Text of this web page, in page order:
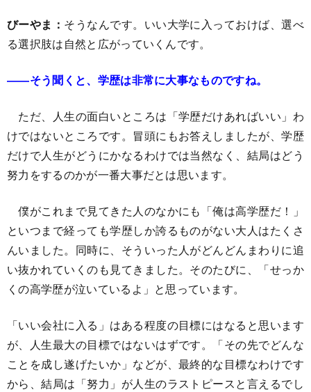
びーやま： そうなんです。いい大学に入っておけば、選べ
る選択肢は自然と広がっていくんです。
――そう聞くと、学歴は非常に大事なものですね。
ただ、人生の面白いところは「学歴だけあればいい」わ
けではないところです。冒頭にもお答えしましたが、学歴
だけで人生がどうにかなるわけでは当然なく、結局はどう
努力をするのかが一番大事だとは思います。
僕がこれまで見てきた人のなかにも「俺は高学歴だ！」
といつまで経っても学歴しか誇るものがない大人はたくさ
んいました。同時に、そういった人がどんどんまわりに追
い抜かれていくのも見てきました。そのたびに、「せっか
くの高学歴が泣いているよ」と思っています。
「いい会社に入る」はある程度の目標にはなると思います
が、人生最大の目標ではないはずです。「その先でどんな
ことを成し遂げたいか」などが、最終的な目標なわけです
から、結局は「努力」が人生のラストピースと言えるでし